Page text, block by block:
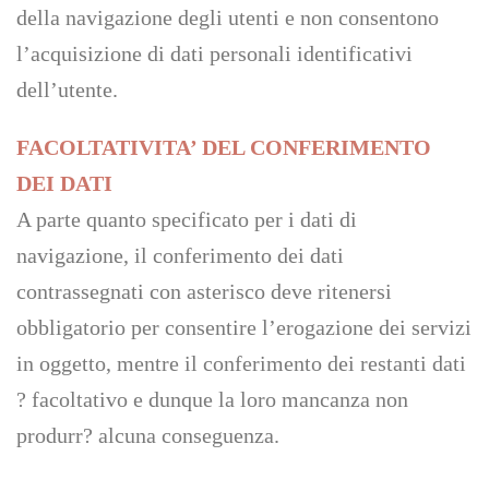
della navigazione degli utenti e non consentono
l’acquisizione di dati personali identificativi
dell’utente.
FACOLTATIVITA’ DEL CONFERIMENTO
DEI DATI
A parte quanto specificato per i dati di
navigazione, il conferimento dei dati
contrassegnati con asterisco deve ritenersi
obbligatorio per consentire l’erogazione dei servizi
in oggetto, mentre il conferimento dei restanti dati
? facoltativo e dunque la loro mancanza non
produrr? alcuna conseguenza.